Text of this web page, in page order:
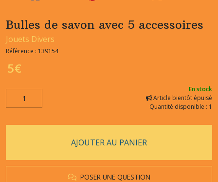
Bulles de savon avec 5 accessoires
Jouets Divers
Référence : 139154
5€
En stock
Article bientôt épuisé
Quantité disponible : 1
AJOUTER AU PANIER
POSER UNE QUESTION